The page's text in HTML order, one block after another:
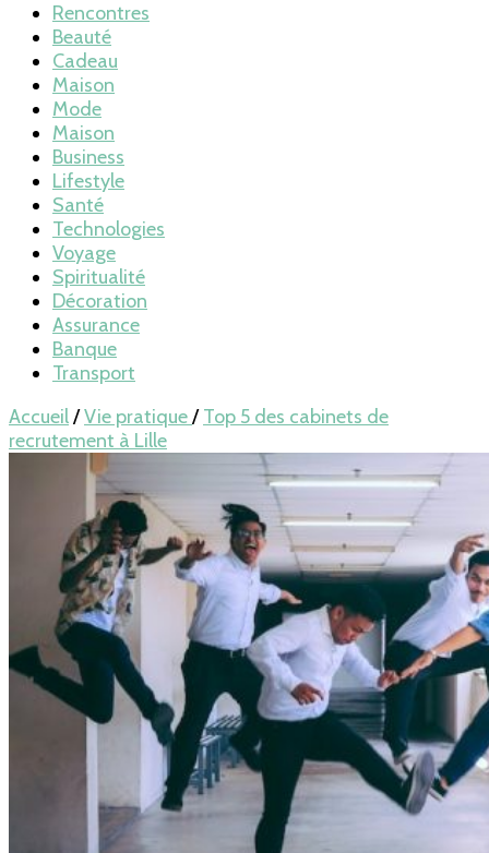
Rencontres
Beauté
Cadeau
Maison
Mode
Maison
Business
Lifestyle
Santé
Technologies
Voyage
Spiritualité
Décoration
Assurance
Banque
Transport
Accueil/Vie pratique/ Top 5 des cabinets de
recrutement à Lille